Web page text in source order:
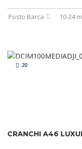
Posto Barca 10-24
20
CRANCHI A46